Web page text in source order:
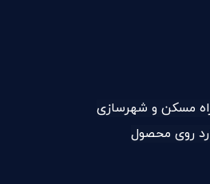
مسکن و شهرسازی
روی محصول